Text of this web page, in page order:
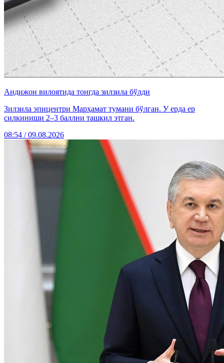
Андижон вилоятида тонгда зилзила бўлди
Зилзила эпицентри Марҳамат тумани бўлган. У ерда ер
силкиниши 2–3 баллни ташкил этган.
08:54 / 09.08.2026